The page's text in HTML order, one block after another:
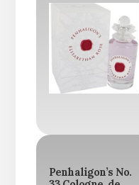
Penhaligon’s No.